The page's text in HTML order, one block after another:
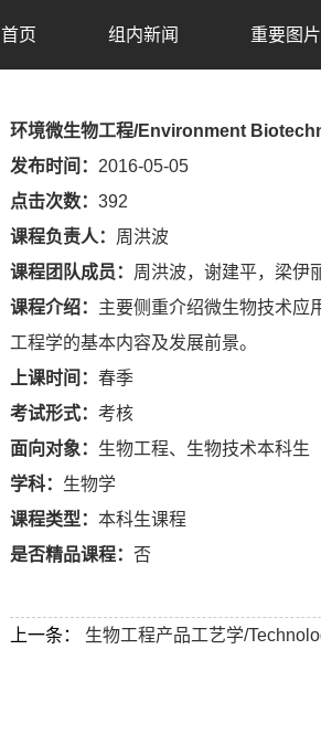
首页 组内新闻 重要图片
环境微生物工程/Environment
发布时间： 2016-05-05
点击次数： 392
课程负责人： 周洪波
课程团队成员： 周洪波，谢建平，梁伊
课程介绍： 主要侧重介绍微生物技术应
工程学的基本内容及发展前景。
上课时间： 春季
考试形式： 考核
面向对象： 生物工程、生物技术本科生
学科： 生物学
课程类型： 本科生课程
是否精品课程： 否
上一条： 生物工程产品工艺学/